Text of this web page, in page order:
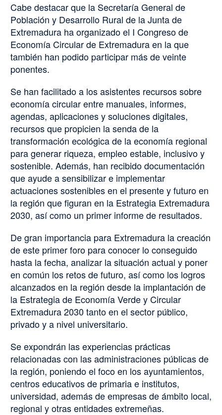
Cabe destacar que la Secretaría General de
Población y Desarrollo Rural de la Junta de
Extremadura ha organizado el I Congreso de
Economía Circular de Extremadura en la que
también han podido participar más de veinte
ponentes.
Se han facilitado a los asistentes recursos sobre
economía circular entre manuales, informes,
agendas, aplicaciones y soluciones digitales,
recursos que propicien la senda de la
transformación ecológica de la economía regional
para generar riqueza, empleo estable, inclusivo y
sostenible. Además, han recibido documentación
que ayude a sensibilizar e implementar
actuaciones sostenibles en el presente y futuro en
la región que figuran en la Estrategia Extremadura
2030, así como un primer informe de resultados.
De gran importancia para Extremadura la creación
de este primer foro para conocer lo conseguido
hasta la fecha, analizar la situación actual y poner
en común los retos de futuro, así como los logros
alcanzados en la región desde la implantación de
la Estrategia de Economía Verde y Circular
Extremadura 2030 tanto en el sector público,
privado y a nivel universitario.
Se expondrán las experiencias prácticas
relacionadas con las administraciones públicas de
la región, poniendo el foco en los ayuntamientos,
centros educativos de primaria e institutos,
universidad, además de empresas de ámbito local,
regional y otras entidades extremeñas.